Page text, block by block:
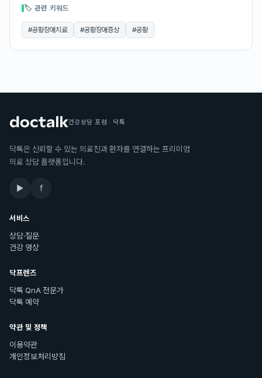
🏷 관련 키워드
#공황장애치료 #공황장애증상 #공황
건강상담 포럼 · 닥톡
닥톡은 신뢰할 수 있는 의료진과 환자를 연결하는 프리미엄
의료 상담 플랫폼입니다.
▶ f
서비스
상담·질문
건강 영상
닥프렌즈
닥톡 QnA 전문가
닥톡 예약
약관 및 정책
이용약관
개인정보처리방침